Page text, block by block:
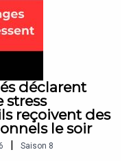
déclarent
stress
reçoivent des
le soir
Saison 8